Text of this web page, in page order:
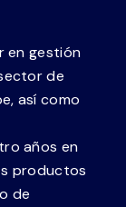
en gestión
de
así como
años en
productos
de